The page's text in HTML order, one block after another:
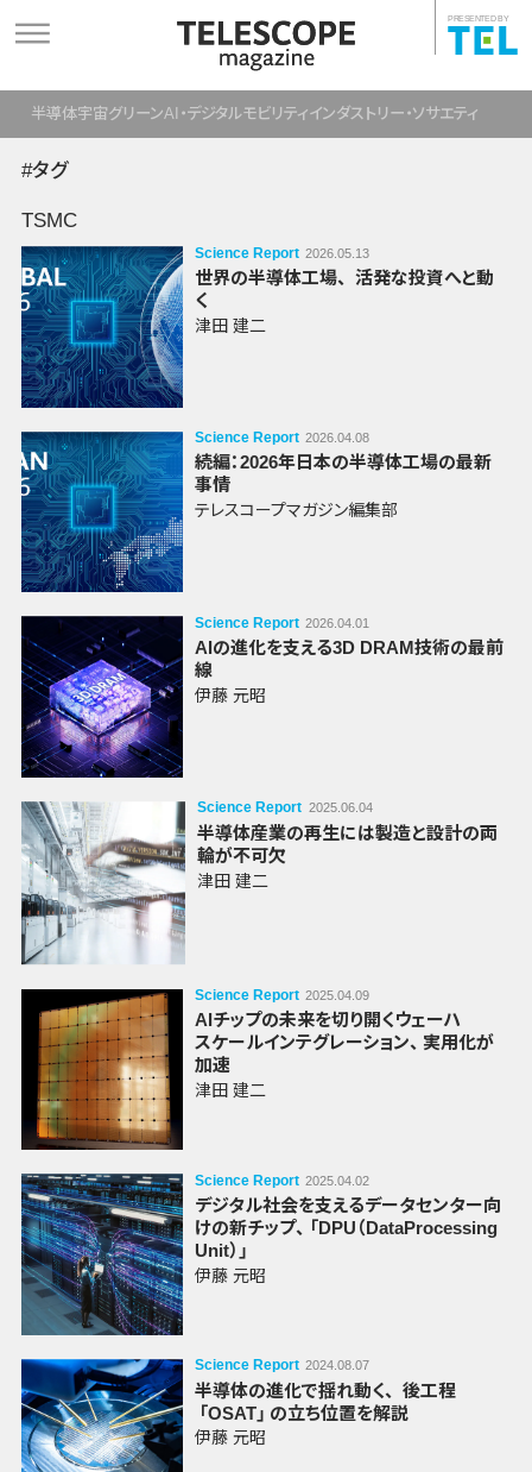
PRESENTED BY
半導体宇宙グリーンAI・デジタルモビリティインダストリー・ソサエティ
#タグ
TSMC
Science Report 2026.05.13
世界の半導体工場、 活発な投資へと動
く
津田 建二
Science Report 2026.04.08
続編：2026年日本の半導体工場の最新
事情
テレスコープマガジン編集部
Science Report 2026.04.01
AIの進化を支える3D DRAM技術の最前
線
伊藤 元昭
Science Report 2025.06.04
半導体産業の再生には製造と設計の両
輪が不可欠
津田 建二
Science Report 2025.04.09
AIチップの未来を切り開くウェーハ
スケールインテグレーション、 実用化が
加速
津田 建二
Science Report 2025.04.02
デジタル社会を支えるデータセンター向
けの新チップ、 「DPU（DataProcessing
Unit）」
伊藤 元昭
Science Report 2024.08.07
半導体の進化で揺れ動く、 後工程
「OSAT」 の立ち位置を解説
伊藤 元昭